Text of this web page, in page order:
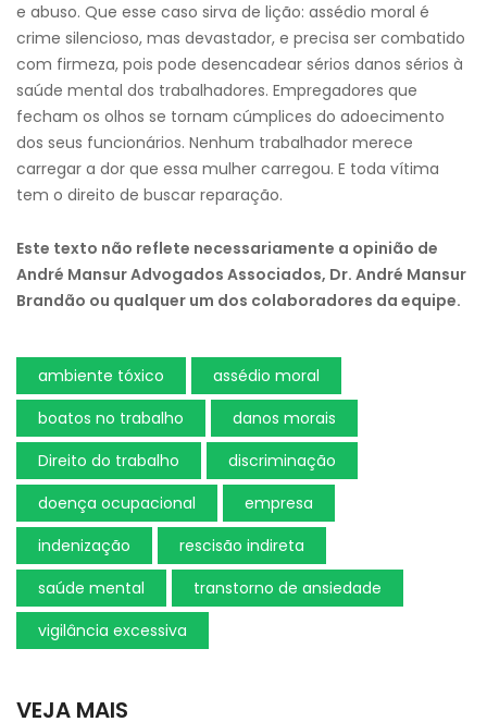
e abuso. Que esse caso sirva de lição: assédio moral é
crime silencioso, mas devastador, e precisa ser combatido
com firmeza, pois pode desencadear sérios danos sérios à
saúde mental dos trabalhadores. Empregadores que
fecham os olhos se tornam cúmplices do adoecimento
dos seus funcionários. Nenhum trabalhador merece
carregar a dor que essa mulher carregou. E toda vítima
tem o direito de buscar reparação.
Este texto não reflete necessariamente a opinião de
André Mansur Advogados Associados, Dr. André Mansur
Brandão ou qualquer um dos colaboradores da equipe.
ambiente tóxico
assédio moral
boatos no trabalho
danos morais
Direito do trabalho
discriminação
doença ocupacional
empresa
indenização
rescisão indireta
saúde mental
transtorno de ansiedade
vigilância excessiva
VEJA MAIS